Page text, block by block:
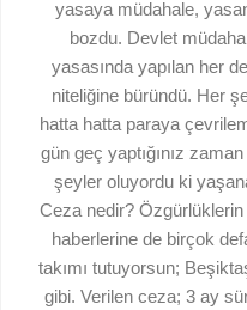
yasaya müdahale,
bozdu. Devlet
yasasında yapılan her
niteliğine büründü. Her
hatta hatta paraya
gün geç yaptığınız
şeyler oluyordu ki
Ceza nedir? Özgürlüklerin
haberlerine de birçok
takımı tutuyorsun;
gibi. Verilen ceza; 3 ay